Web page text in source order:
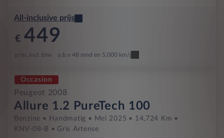
All-inclusive prijs
€ 449
p/m. incl. btw o.b.v 48 mnd en 5,000 km/j
Occasion
Peugeot 2008
Allure 1.2 PureTech 100
Benzine Handmatig Mei 2025
14,724 Km
KNV-08-B
Gris Artense